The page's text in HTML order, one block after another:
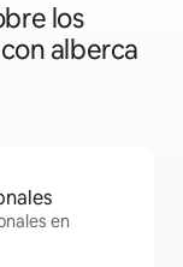
los
alberca
en